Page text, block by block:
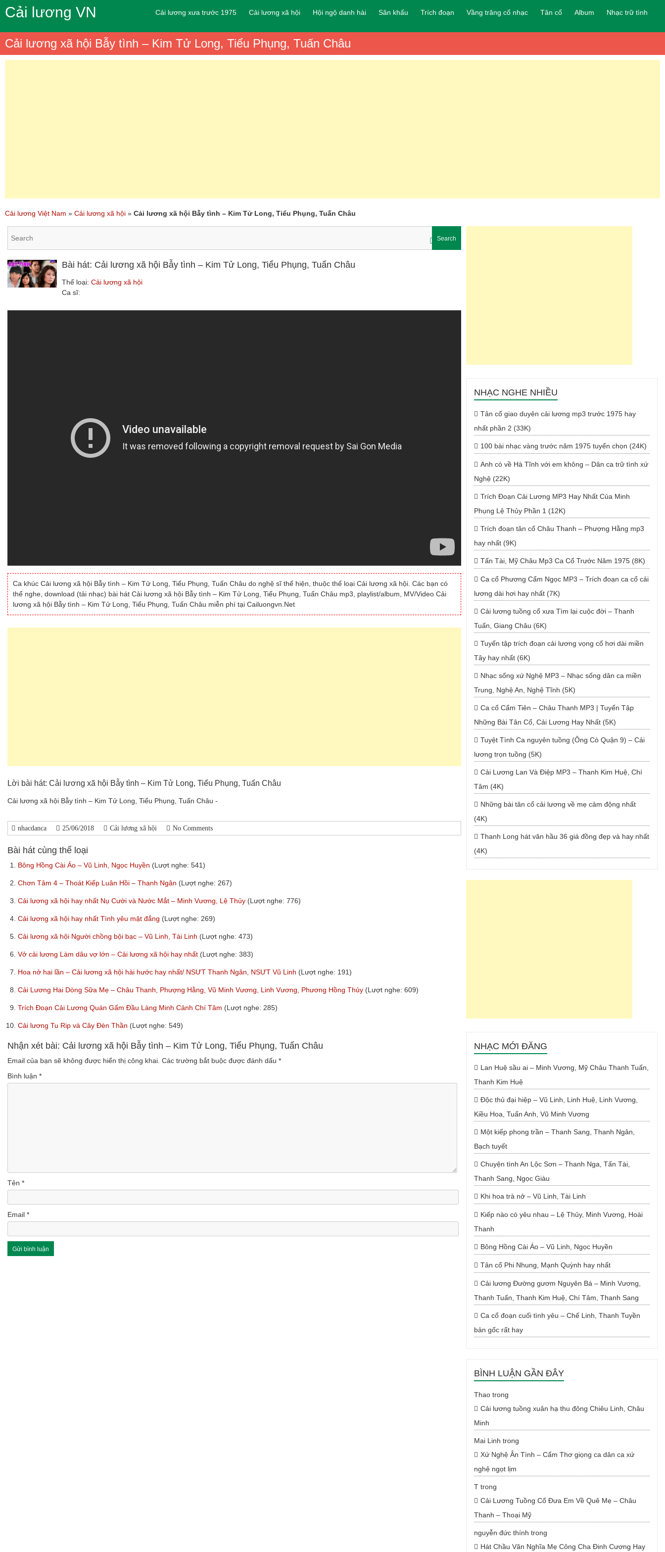
Cải lương VN Cải lương xưa trước 1975 Cải lương xã hội Hội ngộ danh hài Sân khấu Trích đoạn Vầng trăng cổ nhạc Tân cổ Album Nhạc trữ tình
Cải lương xã hội Bẫy tình – Kim Tử Long, Tiểu Phụng, Tuấn Châu
Cải lương Việt Nam » Cải lương xã hội » Cải lương xã hội Bẫy tình – Kim Tử Long, Tiểu Phụng, Tuấn Châu
Search
Bài hát: Cải lương xã hội Bẫy tình – Kim Tử Long, Tiểu Phụng, Tuấn Châu
Thể loại:Cải lương xã hội
Ca sĩ:
Ca khúc Cải lương xã hội Bẫy tình – Kim Tử Long, Tiểu Phụng, Tuấn Châu do nghệ sĩ thể hiện, thuộc thể loại Cải lương xã hội. Các bạn có
thể nghe, download (tải nhạc) bài hát Cải lương xã hội Bẫy tình – Kim Tử Long, Tiểu Phụng, Tuấn Châu mp3, playlist/album, MV/Video Cải
lương xã hội Bẫy tình – Kim Tử Long, Tiểu Phụng, Tuấn Châu miễn phí tại Cailuongvn.Net
Lời bài hát: Cải lương xã hội Bẫy tình – Kim Tử Long, Tiểu Phụng, Tuấn Châu
Cải lương xã hội Bẫy tình – Kim Tử Long, Tiểu Phụng, Tuấn Châu -
nhacdanca 25/06/2018 Cải lương xã hội No Comments
Bài hát cùng thể loại
1. Bông Hồng Cài Áo – Vũ Linh, Ngọc Huyền (Lượt nghe: 541)
2. Chơn Tâm 4 – Thoát Kiếp Luân Hồi – Thanh Ngân (Lượt nghe: 267)
3. Cải lương xã hội hay nhất Nụ Cười và Nước Mắt – Minh Vương, Lệ Thủy (Lượt nghe: 776)
4. Cải lương xã hội hay nhất Tình yêu mật đắng (Lượt nghe: 269)
5. Cải lương xã hội Người chồng bội bạc – Vũ Linh, Tài Linh (Lượt nghe: 473)
6. Vở cải lương Làm dâu vợ lớn – Cải lương xã hội hay nhất (Lượt nghe: 383)
7. Hoa nở hai lần – Cải lương xã hội hài hước hay nhất/ NSƯT Thanh Ngân, NSƯT Vũ Linh (Lượt nghe: 191)
8. Cải Lương Hai Dòng Sữa Mẹ – Châu Thanh, Phượng Hằng, Vũ Minh Vương, Linh Vương, Phương Hồng Thủy (Lượt nghe: 609)
9. Trích Đoạn Cải Lương Quán Gấm Đầu Làng Minh Cảnh Chí Tâm (Lượt nghe: 285)
10. Cải lương Tu Rip và Cây Đèn Thần (Lượt nghe: 549)
Nhận xét bài: Cải lương xã hội Bẫy tình – Kim Tử Long, Tiểu Phụng, Tuấn Châu
Email của bạn sẽ không được hiển thị công khai. Các trường bắt buộc được đánh dấu *
Bình luận *
Tên *
Email *
NHẠC NGHE NHIỀU
Tân cổ giao duyên cải lương mp3 trước 1975 hay
nhất phần 2 (33K)
100 bài nhạc vàng trước năm 1975 tuyển chọn (24K)
Anh có về Hà Tĩnh với em không – Dân ca trữ tình xứ
Nghệ (22K)
Trích Đoạn Cải Lương MP3 Hay Nhất Của Minh
Phụng Lệ Thủy Phần 1 (12K)
Trích đoạn tân cổ Châu Thanh – Phượng Hằng mp3
hay nhất (9K)
Tấn Tài, Mỹ Châu Mp3 Ca Cổ Trước Năm 1975 (8K)
Ca cổ Phương Cẩm Ngọc MP3 – Trích đoạn ca cổ cải
lương dài hơi hay nhất (7K)
Cải lương tuồng cổ xưa Tìm lại cuộc đời – Thanh
Tuấn, Giang Châu (6K)
Tuyển tập trích đoạn cải lương vọng cổ hơi dài miền
Tây hay nhất (6K)
Nhạc sống xứ Nghệ MP3 – Nhạc sống dân ca miền
Trung, Nghệ An, Nghệ Tĩnh (5K)
Ca cổ Cẩm Tiên – Châu Thanh MP3 | Tuyển Tập
Những Bài Tân Cổ, Cải Lương Hay Nhất (5K)
Tuyệt Tình Ca nguyên tuồng (Ông Cò Quận 9) – Cải
lương trọn tuồng (5K)
Cải Lương Lan Và Điệp MP3 – Thanh Kim Huệ, Chí
Tâm (4K)
Những bài tân cổ cải lương về mẹ cảm động nhất
(4K)
Thanh Long hát văn hầu 36 giá đồng đẹp và hay nhất
(4K)
NHẠC MỚI ĐĂNG
Lan Huệ sầu ai – Minh Vương, Mỹ Châu Thanh Tuấn,
Thanh Kim Huệ
Độc thủ đại hiệp – Vũ Linh, Linh Huệ, Linh Vương,
Kiều Hoa, Tuấn Anh, Vũ Minh Vương
Một kiếp phong trần – Thanh Sang, Thanh Ngân,
Bạch tuyết
Chuyện tình An Lộc Sơn – Thanh Nga, Tấn Tài,
Thanh Sang, Ngọc Giàu
Khi hoa trà nở – Vũ Linh, Tài Linh
Kiếp nào có yêu nhau – Lệ Thủy, Minh Vương, Hoài
Thanh
Bông Hồng Cài Áo – Vũ Linh, Ngọc Huyền
Tân cổ Phi Nhung, Mạnh Quỳnh hay nhất
Cải lương Đường gươm Nguyên Bá – Minh Vương,
Thanh Tuấn, Thanh Kim Huệ, Chí Tâm, Thanh Sang
Ca cổ đoạn cuối tình yêu – Chế Linh, Thanh Tuyền
bản gốc rất hay
BÌNH LUẬN GẦN ĐÂY
Thaotrong
Cải lương tuồng xuân hạ thu đông Chiêu Linh, Châu
Minh
Mai Linh trong
Xứ Nghệ Ân Tình – Cẩm Thơ giọng ca dân ca xứ
nghệ ngọt lịm
Ttrong
Cải Lương Tuồng Cổ Đưa Em Về Quê Mẹ – Châu
Thanh – Thoại Mỹ
nguyễn đức thính trong
Hát Chầu Văn Nghĩa Mẹ Công Cha Đinh Cương Hay